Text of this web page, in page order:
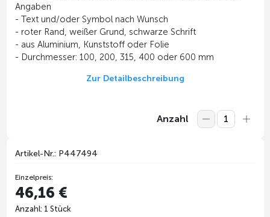
Angaben
- Text und/oder Symbol nach Wunsch
- roter Rand, weißer Grund, schwarze Schrift
- aus Aluminium, Kunststoff oder Folie
- Durchmesser: 100, 200, 315, 400 oder 600 mm
Zur Detailbeschreibung
Anzahl
Artikel-Nr.: P447494
Einzelpreis:
46,16 €
Anzahl: 1 Stück